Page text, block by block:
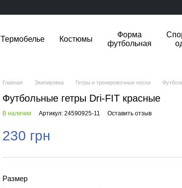
Термобелье Костюмы
Форма
футбольная
Главная Экипировка Гетры и тренировочные носки
Футбольные гетры Dri-FIT красные
В наличии Артикул: 24590925-11 Оставить отзыв
230 грн
Размер